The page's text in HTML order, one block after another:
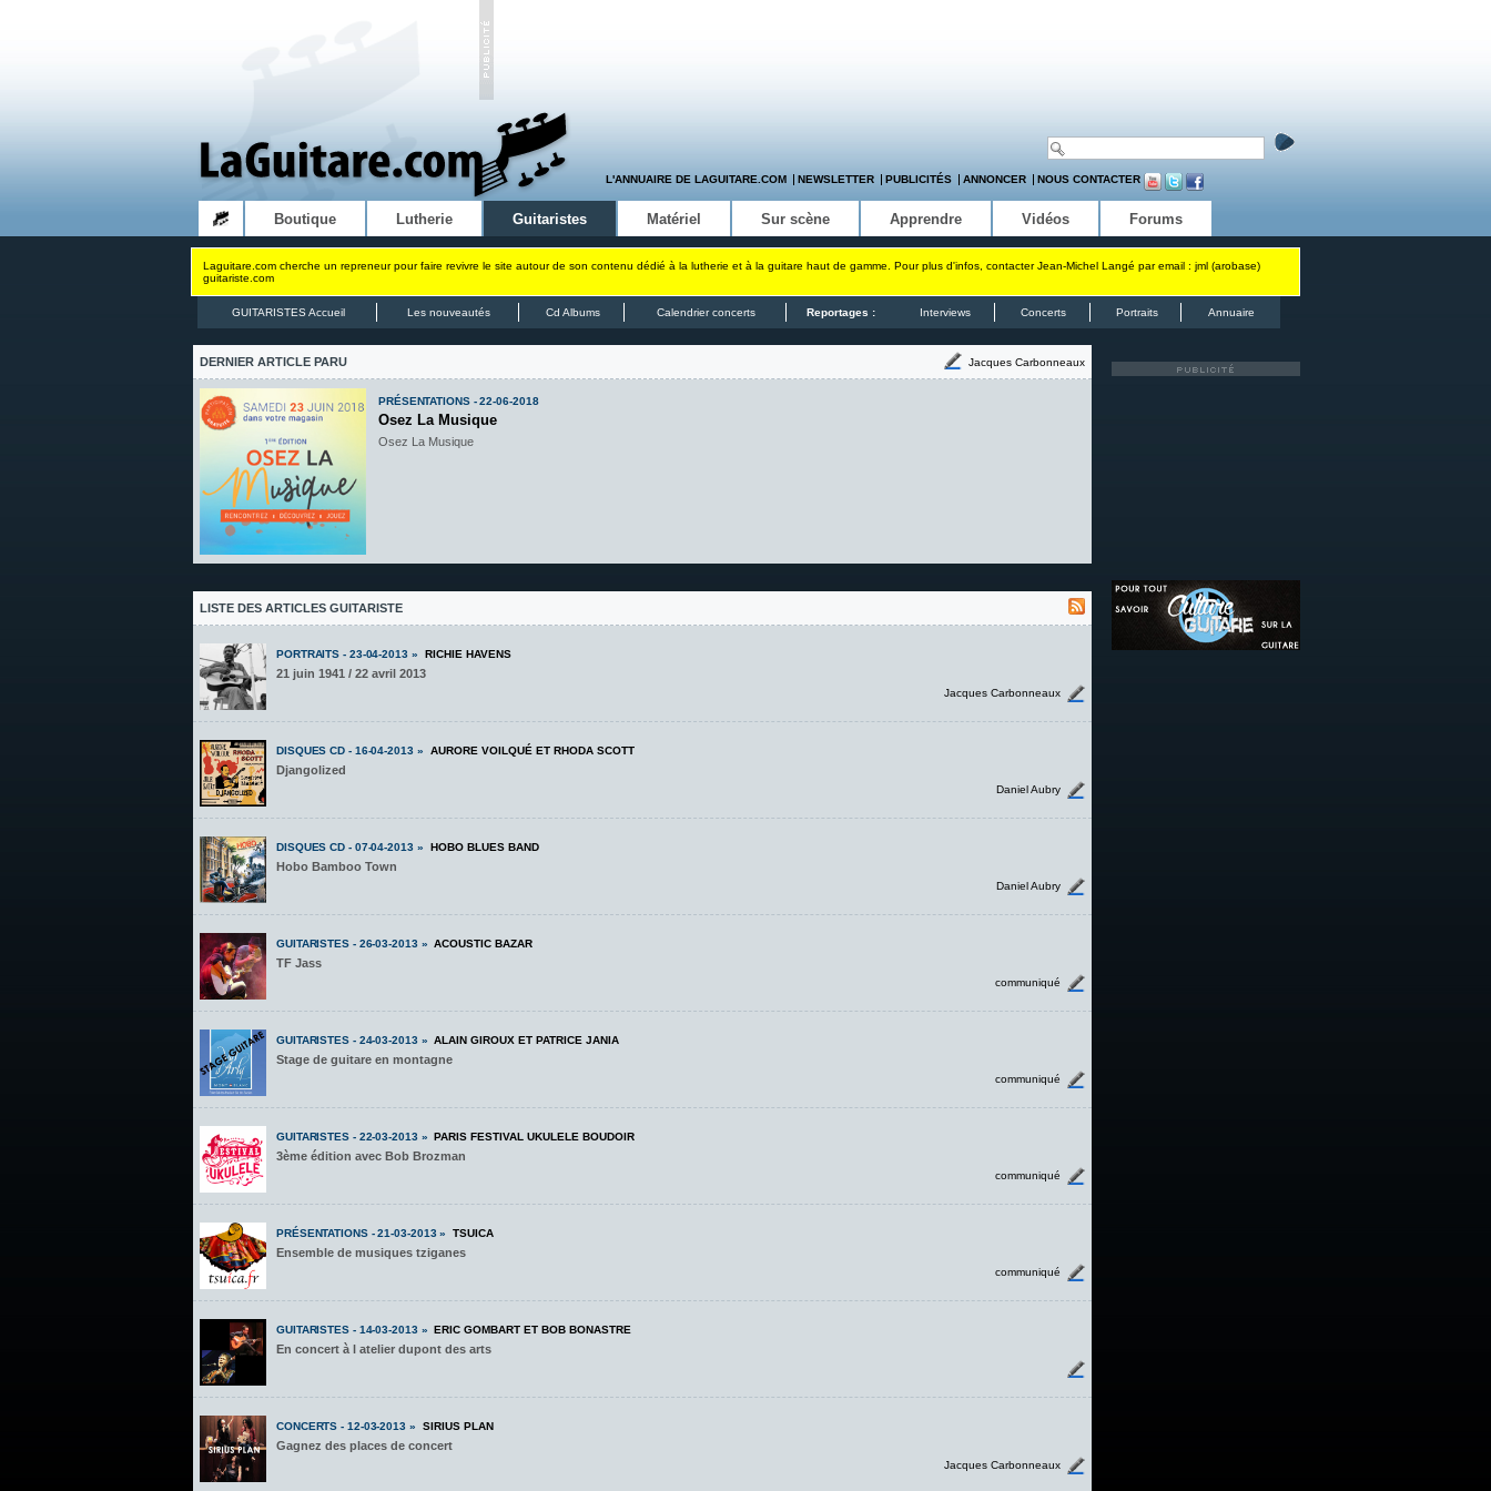
L'ANNUAIRE DE LAGUITARE.COM NEWSLETTER PUBLICITÉS ANNONCER NOUS CONTACTER
Boutique Lutherie Guitaristes Matériel Sur scène Apprendre Vidéos Forums
Laguitare.com cherche un repreneur pour faire revivre le site autour de son contenu dédié à la lutherie et à la guitare haut de gamme. Pour plus d'infos, contacter Jean-Michel Langé par email : jml (arobase)
guitariste.com
GUITARISTES Accueil Les nouveautés Cd Albums Calendrier concerts Reportages : Interviews Concerts Portraits Annuaire
DERNIER ARTICLE PARU Jacques Carbonneaux
PRÉSENTATIONS - 22-06-2018
Osez La Musique
Osez La Musique
LISTE DES ARTICLES GUITARISTE
PORTRAITS - 23-04-2013 » RICHIE HAVENS
21 juin 1941 / 22 avril 2013
Jacques Carbonneaux
DISQUES CD - 16-04-2013 » AURORE VOILQUÉ ET RHODA SCOTT
Djangolized
Daniel Aubry
DISQUES CD - 07-04-2013 » HOBO BLUES BAND
Hobo Bamboo Town
Daniel Aubry
GUITARISTES - 26-03-2013 » ACOUSTIC BAZAR
TF Jass
communiqué
GUITARISTES - 24-03-2013 » ALAIN GIROUX ET PATRICE JANIA
Stage de guitare en montagne
communiqué
GUITARISTES - 22-03-2013 » PARIS FESTIVAL UKULELE BOUDOIR
3ème édition avec Bob Brozman
communiqué
PRÉSENTATIONS - 21-03-2013 » TSUICA
Ensemble de musiques tziganes
communiqué
GUITARISTES - 14-03-2013 » ERIC GOMBART ET BOB BONASTRE
En concert à l atelier dupont des arts
CONCERTS - 12-03-2013 » SIRIUS PLAN
Gagnez des places de concert
Jacques Carbonneaux